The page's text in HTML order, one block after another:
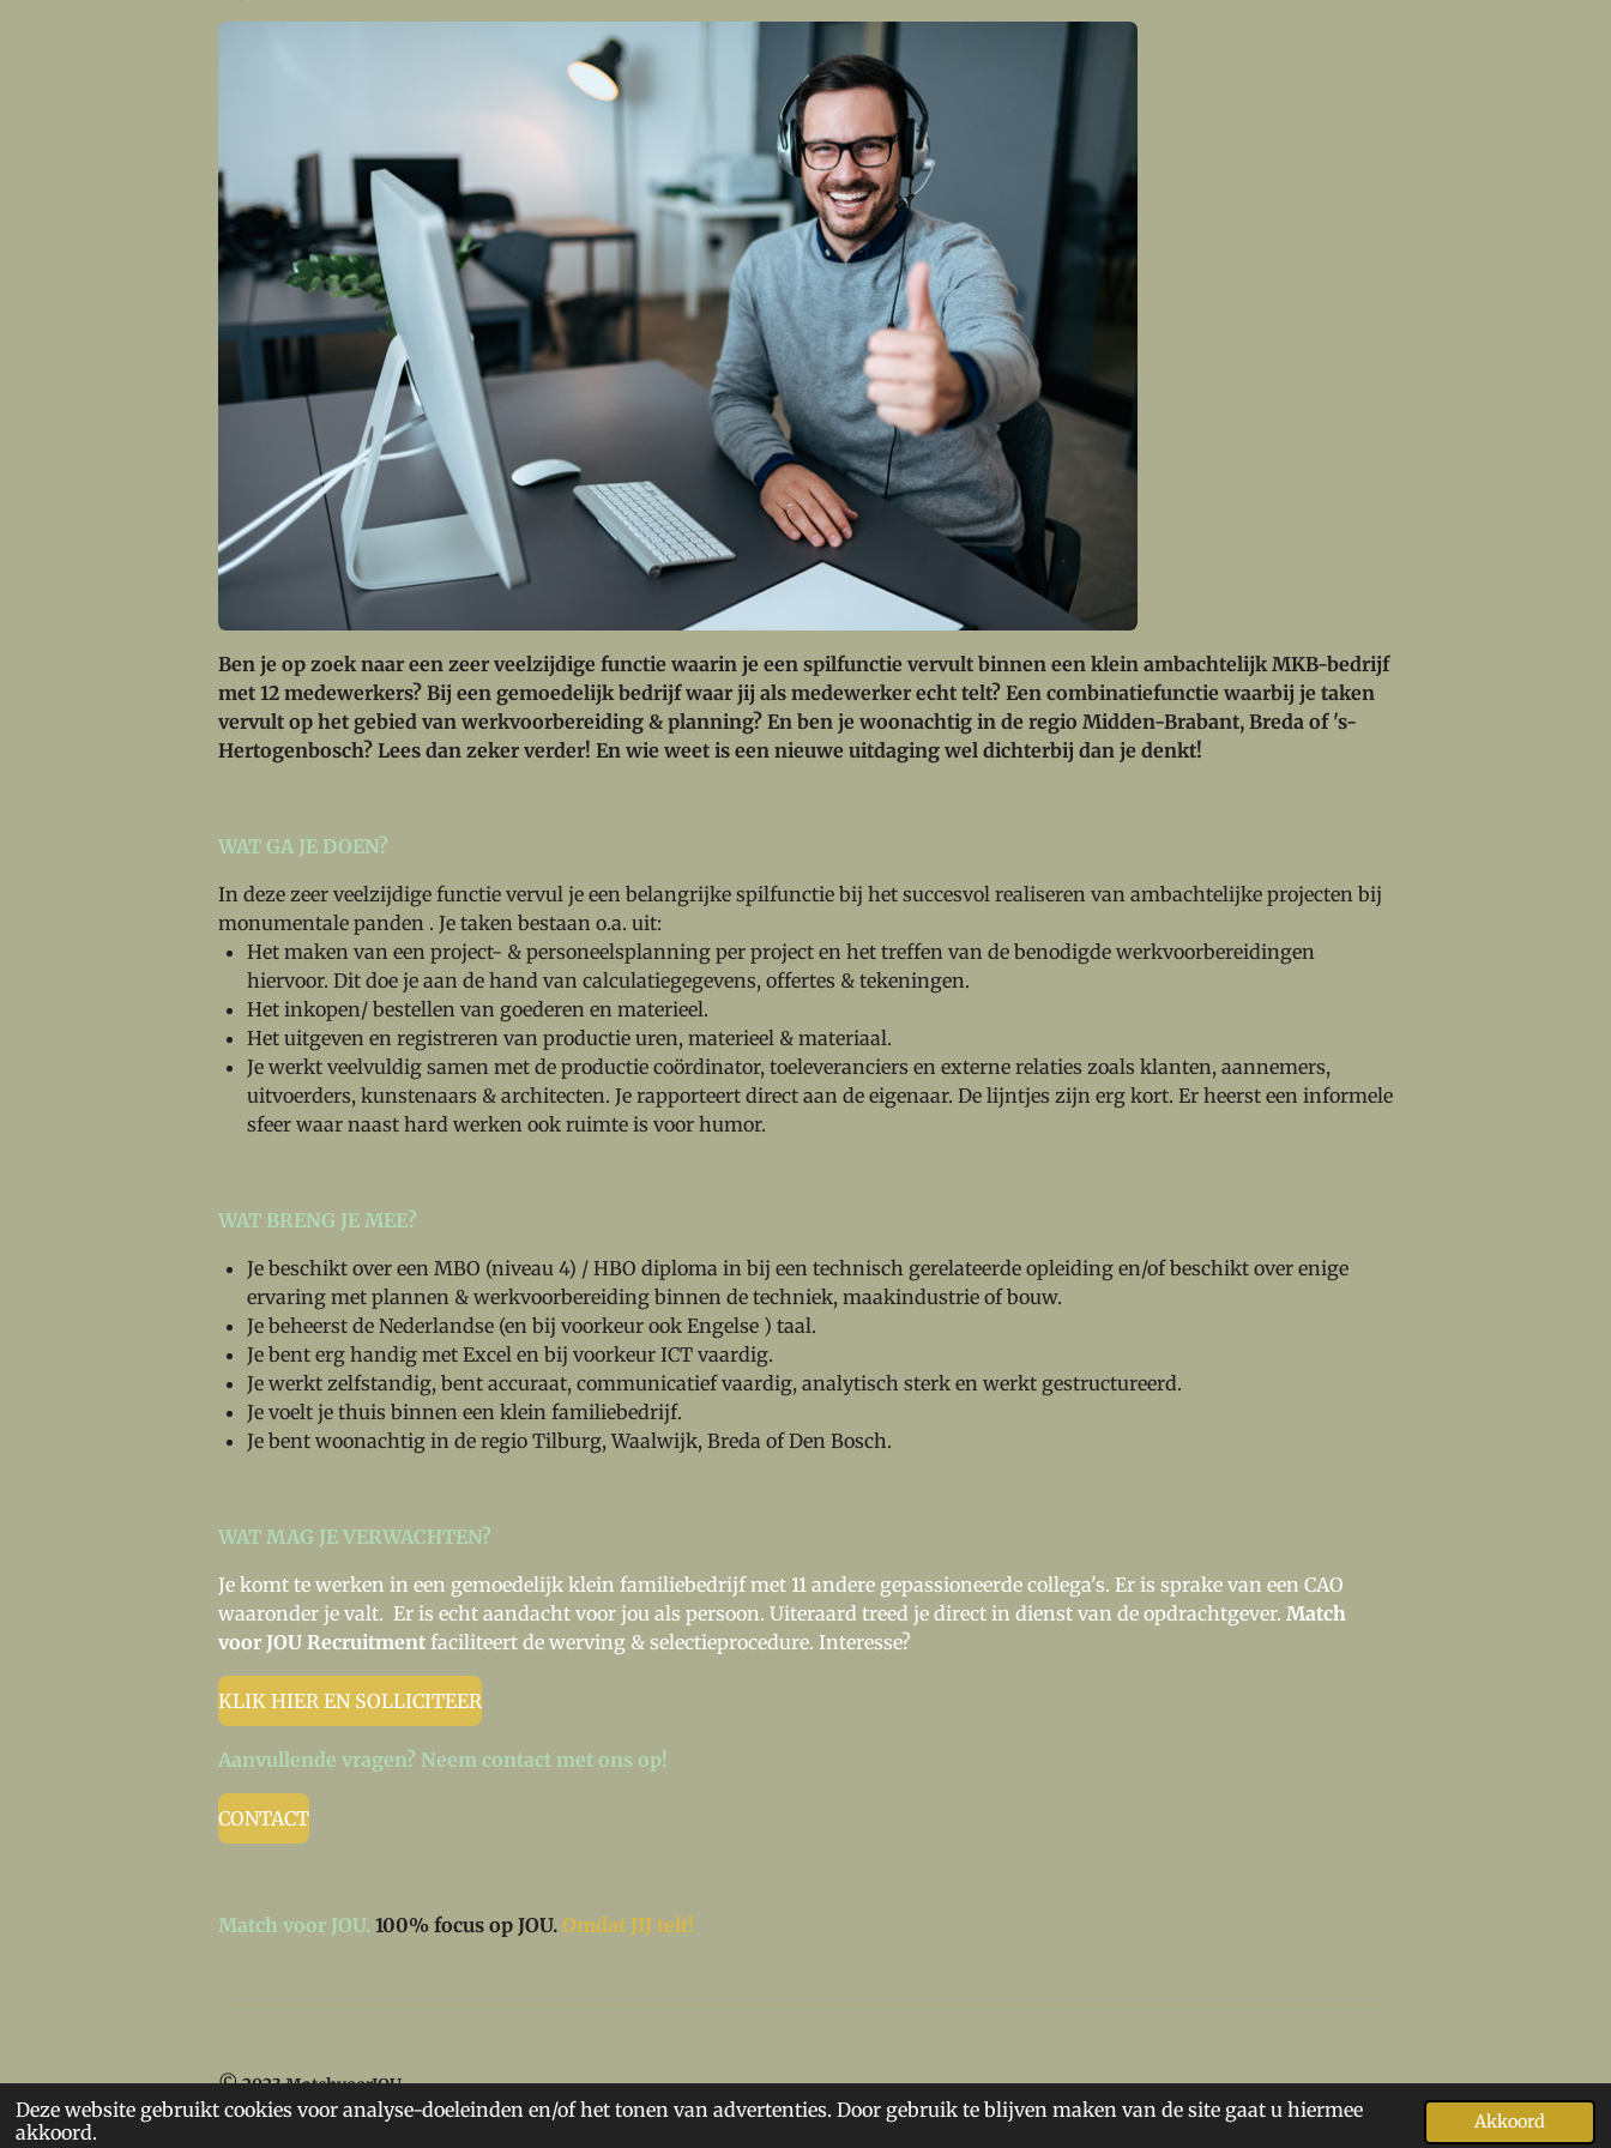
Deze website gebruikt cookies voor analyse-doeleinden en/of het tonen van advertenties. Door gebruik te blijven maken van de site gaat u hiermee
akkoord.
Akkoord
Ben je op zoek naar een zeer veelzijdige functie waarin je een spilfunctie vervult binnen een klein ambachtelijk MKB-bedrijf
met 12 medewerkers? Bij een gemoedelijk bedrijf waar jij als medewerker echt telt? Een combinatiefunctie waarbij je taken
vervult op het gebied van werkvoorbereiding & planning? En ben je woonachtig in de regio Midden-Brabant, Breda of 's-
Hertogenbosch? Lees dan zeker verder! En wie weet is een nieuwe uitdaging wel dichterbij dan je denkt!
WAT GA JE DOEN?
In deze zeer veelzijdige functie vervul je een belangrijke spilfunctie bij het succesvol realiseren van ambachtelijke projecten bij
monumentale panden . Je taken bestaan o.a. uit:
Het maken van een project- & personeelsplanning per project en het treffen van de benodigde werkvoorbereidingen
hiervoor. Dit doe je aan de hand van calculatiegegevens, offertes & tekeningen.
Het inkopen/ bestellen van goederen en materieel.
Het uitgeven en registreren van productie uren, materieel & materiaal.
Je werkt veelvuldig samen met de productie coördinator, toeleveranciers en externe relaties zoals klanten, aannemers,
uitvoerders, kunstenaars & architecten. Je rapporteert direct aan de eigenaar. De lijntjes zijn erg kort. Er heerst een informele
sfeer waar naast hard werken ook ruimte is voor humor.
WAT BRENG JE MEE?
Je beschikt over een MBO (niveau 4) / HBO diploma in bij een technisch gerelateerde opleiding en/of beschikt over enige
ervaring met plannen & werkvoorbereiding binnen de techniek, maakindustrie of bouw.
Je beheerst de Nederlandse (en bij voorkeur ook Engelse ) taal.
Je bent erg handig met Excel en bij voorkeur ICT vaardig.
Je werkt zelfstandig, bent accuraat, communicatief vaardig, analytisch sterk en werkt gestructureerd.
Je voelt je thuis binnen een klein familiebedrijf.
Je bent woonachtig in de regio Tilburg, Waalwijk, Breda of Den Bosch.
WAT MAG JE VERWACHTEN?
Je komt te werken in een gemoedelijk klein familiebedrijf met 11 andere gepassioneerde collega's. Er is sprake van een CAO
waaronder je valt. Er is echt aandacht voor jou als persoon. Uiteraard treed je direct in dienst van de opdrachtgever. Match
voor JOU Recruitment faciliteert de werving & selectieprocedure. Interesse?
KLIK HIER EN SOLLICITEER
Aanvullende vragen? Neem contact met ons op!
CONTACT
Match voor JOU. 100% focus op JOU. Omdat JIJ telt!
©2023MatchvoorJOU